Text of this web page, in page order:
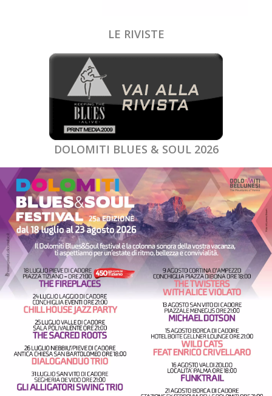
LE RIVISTE
DOLOMITI BLUES & SOUL 2026